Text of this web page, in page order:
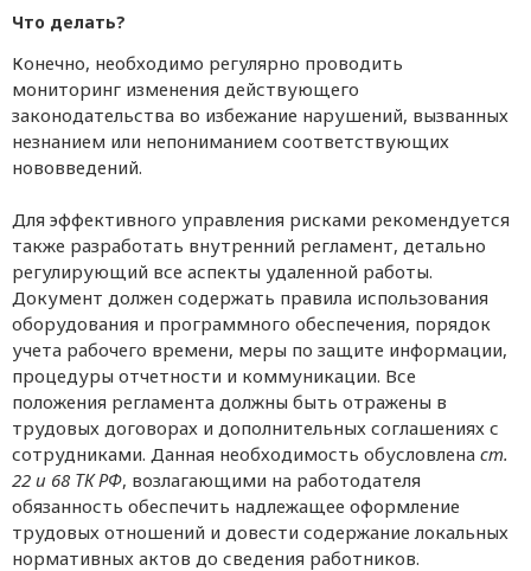
Что делать?
Конечно, необходимо регулярно проводить
мониторинг изменения действующего
законодательства во избежание нарушений, вызванных
незнанием или непониманием соответствующих
нововведений.
Для эффективного управления рисками рекомендуется
также разработать внутренний регламент, детально
регулирующий все аспекты удаленной работы.
Документ должен содержать правила использования
оборудования и программного обеспечения, порядок
учета рабочего времени, меры по защите информации,
процедуры отчетности и коммуникации. Все
положения регламента должны быть отражены в
трудовых договорах и дополнительных соглашениях с
сотрудниками. Данная необходимость обусловлена ст.
22 и 68 ТК РФ, возлагающими на работодателя
обязанность обеспечить надлежащее оформление
трудовых отношений и довести содержание локальных
нормативных актов до сведения работников.